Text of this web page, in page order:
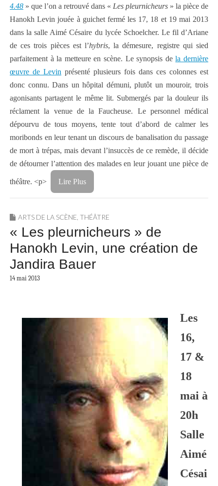
4.48 » que l’on a retrouvé dans « Les pleurnicheurs » la pièce de
Hanokh Levin jouée à guichet fermé les 17, 18 et 19 mai 2013
dans la salle Aimé Césaire du lycée Schoelcher. Le fil d’Ariane
de ces trois pièces est l’hybris, la démesure, registre qui sied
parfaitement à la metteure en scène. Le synopsis dela dernière
œuvre de Levin présenté plusieurs fois dans ces colonnes est
donc connu. Dans un hôpital démuni, plutôt un mouroir, trois
agonisants partagent le même lit. Submergés par la douleur ils
réclament la venue de la Faucheuse. Le personnel médical
dépourvu de tous moyens, tente tout d’abord de calmer les
moribonds en leur tenant un discours de banalisation du passage
de mort à trépas, mais devant l’insuccès de ce remède, il décide
de détourner l’attention des malades en leur jouant une pièce de
théâtre. <p> Lire Plus
ARTS DE LA SCÈNE THÉÂTRE
« Les pleurnicheurs » de
Hanokh Levin, une création de
Jandira Bauer
14 mai 2013
Les
16,
17 &
18
mai à
20h
Salle
Aimé
Césai